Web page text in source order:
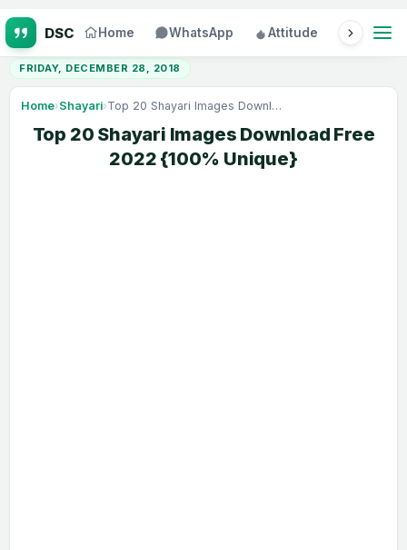
Home WhatsApp Attitude Status
FRIDAY, DECEMBER 28, 2018
Home›Shayari› Top 20 Shayari Images Download Free 2022 {100% Unique}
Top 20 Shayari Images Download Free
2022 {100% Unique}